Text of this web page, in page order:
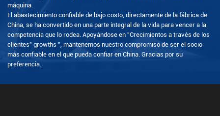
máquina.
El abastecimiento confiable de bajo costo, directamente de la fábrica de
China, se ha convertido en una parte integral de la vida para vencer a la
competencia que lo rodea. Apoyándose en "Crecimientos a través de los
clientes" growths ", mantenemos nuestro compromiso de ser el socio
más confiable en el que pueda confiar en China. Gracias por su
preferencia.